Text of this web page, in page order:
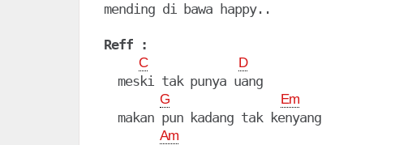
mending di bawa happy..
Reff :
C D
  meski tak punya uang
G Em
  makan pun kadang tak kenyang
Am